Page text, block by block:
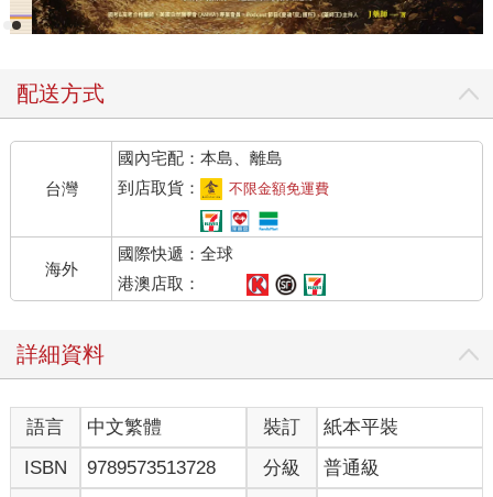
配送方式
台灣
國內宅配：本島、離島
到店取貨：
不限金額免運費
海外
國際快遞：全球
港澳店取：
詳細資料
語言 中文繁體 裝訂
紙本平裝
ISBN
9789573513728 分級 普通級